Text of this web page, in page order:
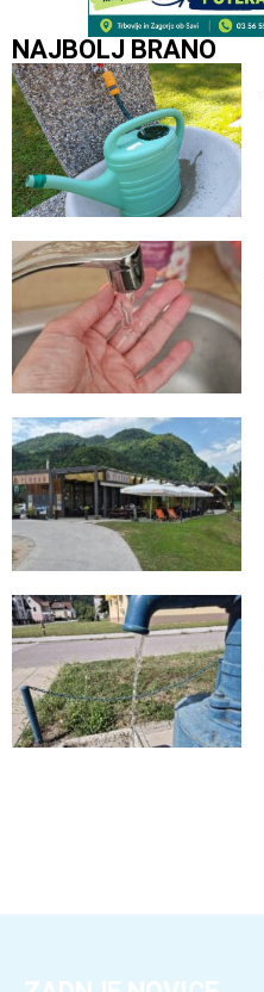
NAJBOLJ BRANO